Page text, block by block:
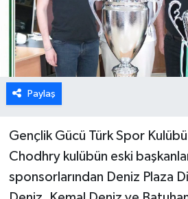
Paylaş
Gençlik Gücü Türk Spor
Chodhry kulübün eski
sponsorlarından Deniz Plaza
GİRNE
GÜNDEM
GÜNEY KIBRIS
İÇ HABERLER